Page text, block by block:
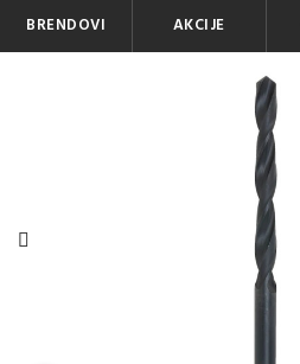
BRENDOVI AKCIJE